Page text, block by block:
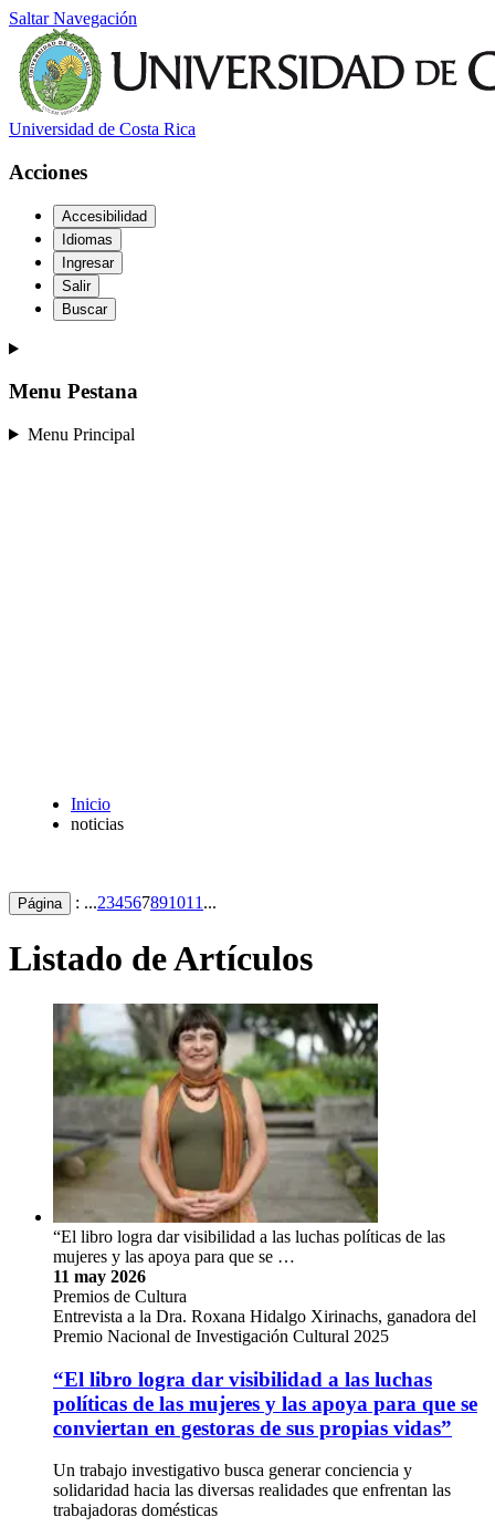
Saltar Navegación
Universidad de Costa Rica
Acciones
Accesibilidad
Idiomas
Ingresar
Salir
Buscar
Menu Pestana
Menu Principal
Inicio
noticias
Página : ...234567891011 ...
Listado de Artículos
“El libro logra dar visibilidad a las luchas políticas de las
mujeres y las apoya para que se …
11 may 2026
Premios de Cultura
Entrevista a la Dra. Roxana Hidalgo Xirinachs, ganadora del
Premio Nacional de Investigación Cultural 2025
“El libro logra dar visibilidad a las luchas
políticas de las mujeres y las apoya para que se
conviertan en gestoras de sus propias vidas”
Un trabajo investigativo busca generar conciencia y
solidaridad hacia las diversas realidades que enfrentan las
trabajadoras domésticas